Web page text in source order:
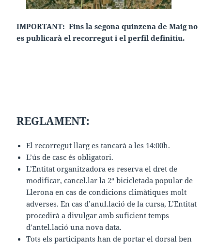
IMPORTANT: Fins la segona quinzena de Maig no
es publicarà el recorregut i el perfil definitiu.
REGLAMENT:
El recorregut llarg es tancarà a les 14:00h.
L’ús de casc és obligatori.
L’Entitat organitzadora es reserva el dret de
modificar, cancel.lar la 2ª bicicletada popular de
Llerona en cas de condicions climàtiques molt
adverses. En cas d’anul.lació de la cursa, L’Entitat
procedirà a divulgar amb suficient temps
d’antel.lació una nova data.
Tots els participants han de portar el dorsal ben